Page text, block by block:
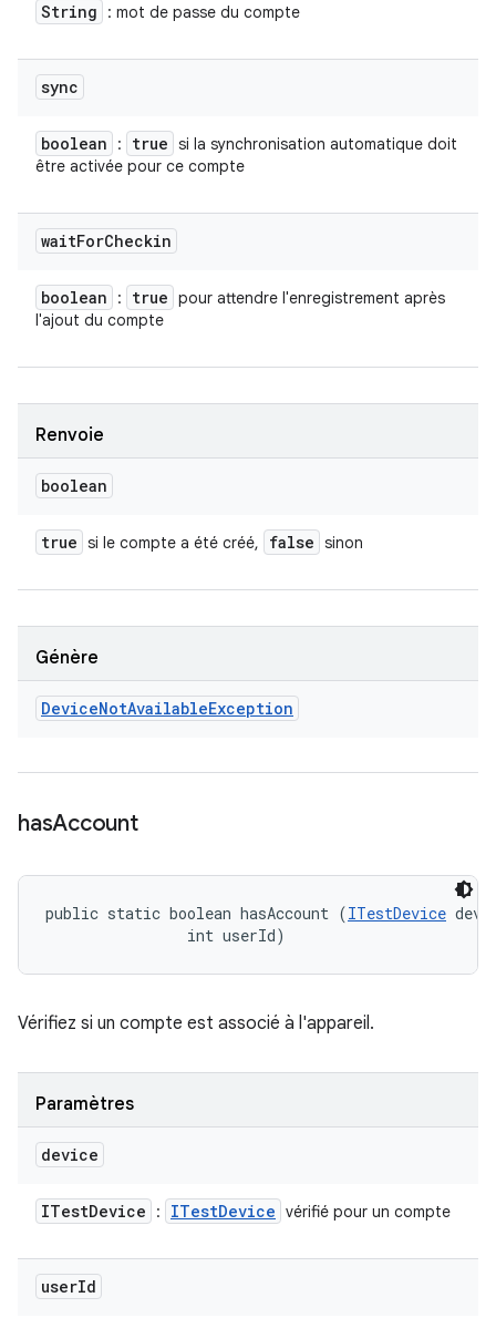
String : mot de passe du compte
sync
boolean : true si la synchronisation automatique doit
être activée pour ce compte
waitForCheckin
boolean : true pour attendre l'enregistrement après
l'ajout du compte
Renvoie
boolean
true si le compte a été créé, false sinon
Génère
DeviceNotAvailableException
hasAccount
public static boolean hasAccount (ITestDevice
                int userId)
Vérifiez si un compte est associé à l'appareil.
Paramètres
device
ITestDevice : ITestDevice vérifié pour un compte
userId